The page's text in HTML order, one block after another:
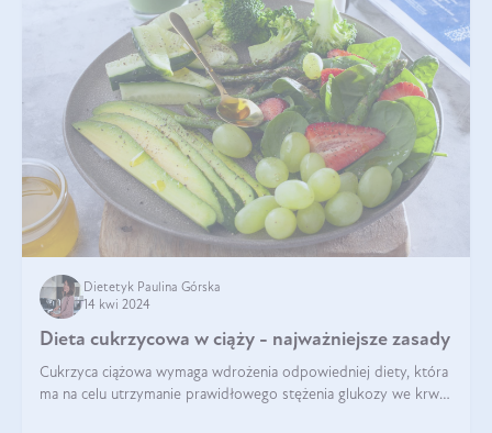
Dietetyk Paulina Górska
14 kwi 2024
Dieta cukrzycowa w ciąży - najważniejsze zasady
Cukrzyca ciążowa wymaga wdrożenia odpowiedniej diety, która
ma na celu utrzymanie prawidłowego stężenia glukozy we krwi i